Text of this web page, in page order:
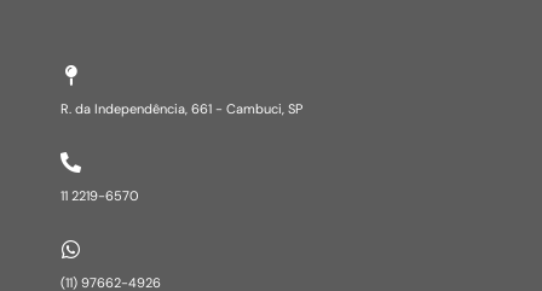
R. da Independência, 661 - Cambuci, SP​
11 2219-6570​
(11) 97662-4926